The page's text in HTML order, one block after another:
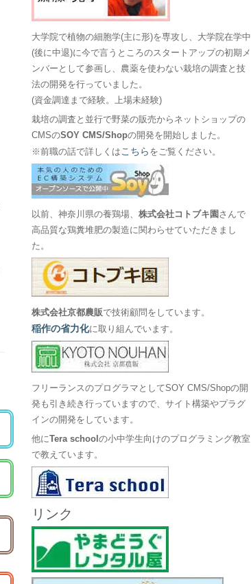
大学院で植物の細胞学(主に形)を専攻し、大学院在学中
(後に中退)に今で言うところのスタートアップの初期メ
ンバーとして参画し、農薬を使わない栽培の調査と技
法の開発を行っていました。
(資金調達まで経験。上場未経験)
栽培の調査と並行で野菜の販売からネットショップの
CMSのSOY CMS/Shopの開発を開始しました。
※前職の話で詳しくは こちら をご覧ください。
以前、神奈川県の養鶏場、株式会社コトブキ園 さんで
高品質な鶏糞堆肥の製造に関わらせていただきまし
た。
株式会社京都農販で技術顧問をしています。
稲作の省力化に取り組んでいます。
フリーランスのプログラマとしてSOY CMS/Shopの開
発も引き続き行っていますので、サイト構築やプラグ
インの開発をしています。
他にTera schoolの小中学生向けのプログラミング教室
で教えています。
リンク